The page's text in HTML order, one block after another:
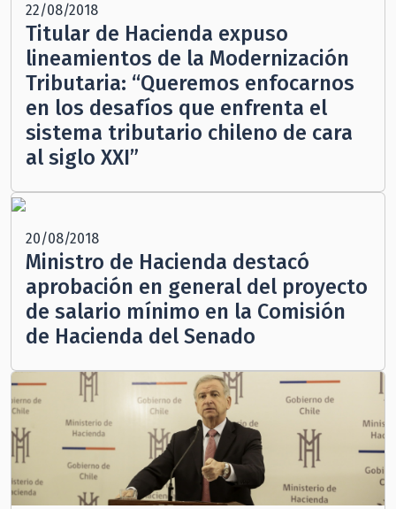
22/08/2018
Titular de Hacienda expuso
lineamientos de la Modernización
Tributaria: “Queremos enfocarnos
en los desafíos que enfrenta el
sistema tributario chileno de cara
al siglo XXI”
20/08/2018
Ministro de Hacienda destacó
aprobación en general del proyecto
de salario mínimo en la Comisión
de Hacienda del Senado